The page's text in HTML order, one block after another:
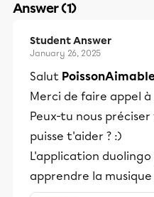
Answer (1)
Student Answer
January 26, 2025
Salut
Merci de faire appel à
Peux-tu nous
puisse t'aider ? :)
L'application
apprendre la